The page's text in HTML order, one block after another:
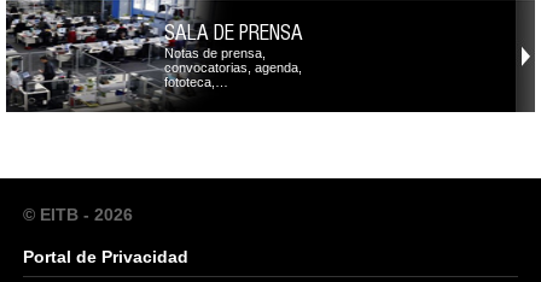
SALA DE PRENSA
Notas de prensa,
convocatorias, agenda,
fototeca,…
© EITB - 2026
Portal de Privacidad